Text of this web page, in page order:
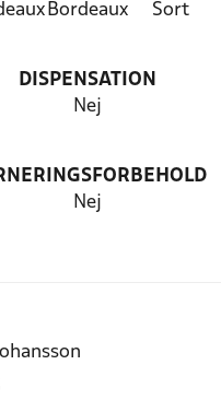
Bordeaux Sort
DISPENSATION
Nej
Nej